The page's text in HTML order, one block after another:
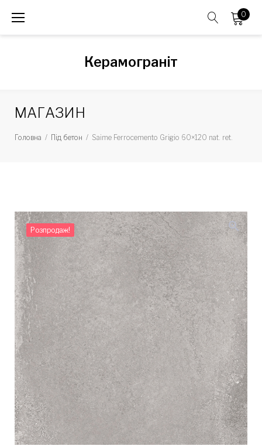
0
Керамограніт
МАГАЗИН
Головна / Під бетон / Saime Ferrocemento Grigio 60×120 nat. ret.
Розпродаж! zoom_in